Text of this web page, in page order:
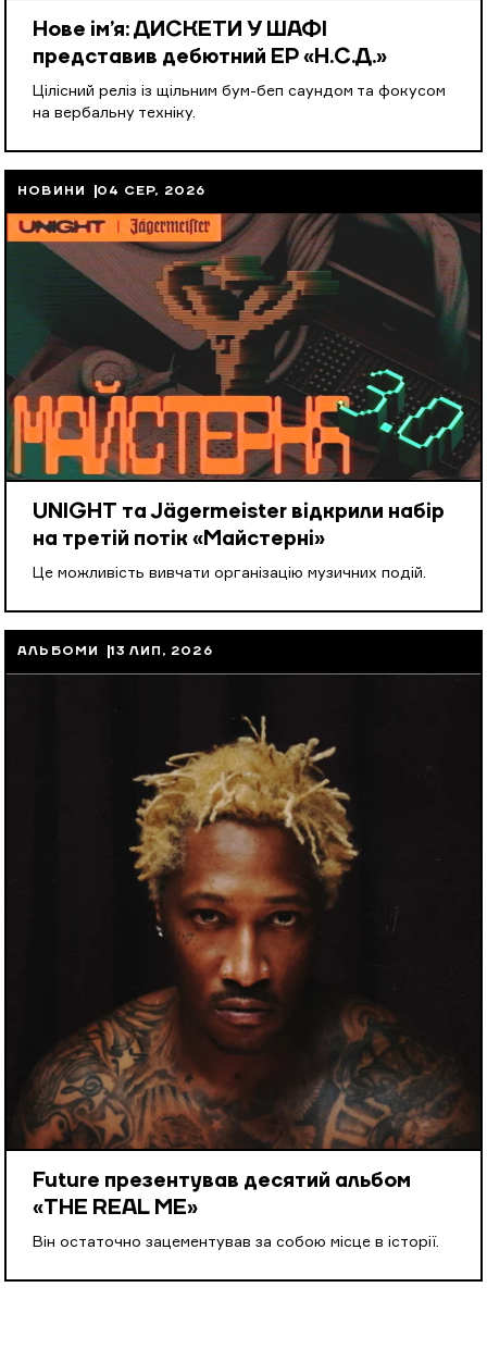
Нове ім’я: ДИСКЕТИ У ШАФІ
представив дебютний EP «Н.С.Д.»
Цілісний реліз із щільним бум-беп саундом та фокусом
на вербальну техніку.
НОВИНИ 04 СЕР, 2026
UNIGHT та Jägermeister відкрили набір
на третій потік «Майстерні»
Це можливість вивчати організацію музичних подій.
АЛЬБОМИ 13 ЛИП, 2026
Future презентував десятий альбом
«THE REAL ME»
Він остаточно зацементував за собою місце в історії.